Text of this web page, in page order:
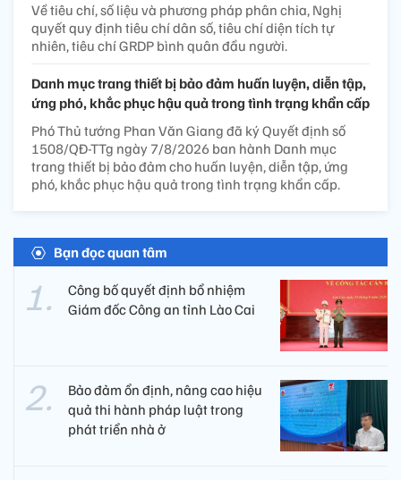
Về tiêu chí, số liệu và phương pháp phân chia, Nghị
quyết quy định tiêu chí dân số, tiêu chí diện tích tự
nhiên, tiêu chí GRDP bình quân đầu người.
Danh mục trang thiết bị bảo đảm huấn luyện, diễn tập,
ứng phó, khắc phục hậu quả trong tình trạng khẩn cấp
Phó Thủ tướng Phan Văn Giang đã ký Quyết định số
1508/QĐ-TTg ngày 7/8/2026 ban hành Danh mục
trang thiết bị bảo đảm cho huấn luyện, diễn tập, ứng
phó, khắc phục hậu quả trong tình trạng khẩn cấp.
Bạn đọc quan tâm
Công bố quyết định bổ nhiệm
Giám đốc Công an tỉnh Lào Cai
Bảo đảm ổn định, nâng cao hiệu
quả thi hành pháp luật trong
phát triển nhà ở